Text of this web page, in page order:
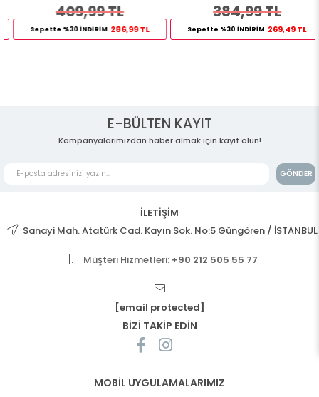
409,99 TL
Sepette %30 İNDİRİM 286,99 TL
384,99 TL
Sepette %30 İNDİRİM 269,49 TL
E-BÜLTEN KAYIT
Kampanyalarımızdan haber almak için kayıt olun!
GÖNDER
İLETİŞİM
Sanayi Mah. Atatürk Cad. Kayın Sok. No:5 Güngören / İSTANBUL
Müşteri Hizmetleri: +90 212 505 55 77
[email protected]
BİZİ TAKİP EDİN
MOBİL UYGULAMALARIMIZ